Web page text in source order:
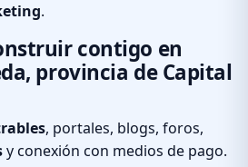
.
contigo en
provincia de Capital
, portales, blogs, foros,
y conexión con medios de pago.